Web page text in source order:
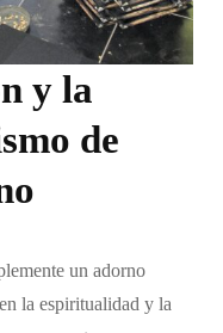
y la
de
un adorno
la espiritualidad y la